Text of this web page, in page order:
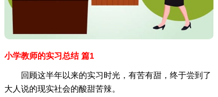
小学教师的实习总结 篇1
回顾这半年以来的实习时光，有苦有甜，终于尝到了
大人说的现实社会的酸甜苦辣。